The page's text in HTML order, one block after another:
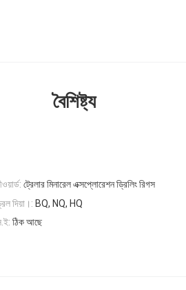
বৈশিষ্ট্য
ট্রেলার মিনারেল এক্সপ্লোরেশন ড্রিলিং রিগস
দিয়া।: BQ, NQ, HQ
ঠিক আছে